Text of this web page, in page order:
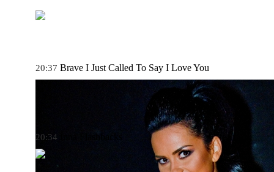
20:37 Brave I Just Called To Say I Love You
20:34 Flashbacks